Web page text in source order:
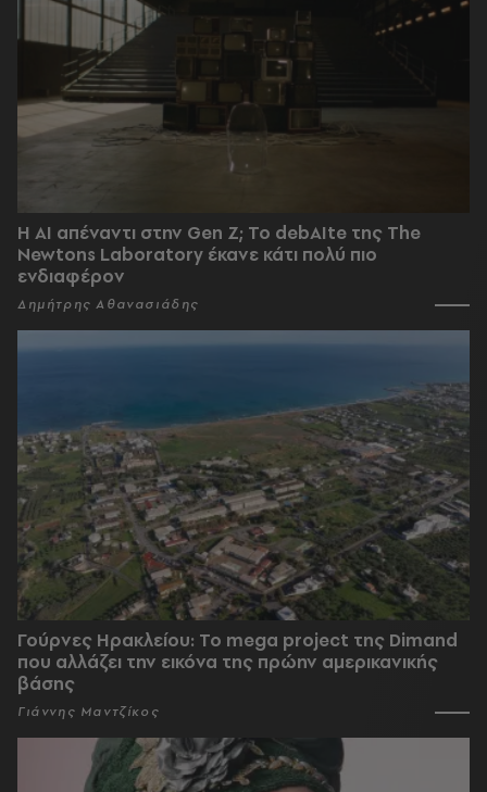
Η AI απέναντι στην Gen Z; Το debAIte της The
Newtons Laboratory έκανε κάτι πολύ πιο
ενδιαφέρον
Δημήτρης Αθανασιάδης
Γούρνες Ηρακλείου: To mega project της Dimand
που αλλάζει την εικόνα της πρώην αμερικανικής
βάσης
Γιάννης Μαντζίκος